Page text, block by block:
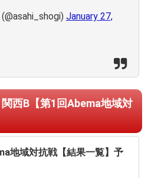
January 27,
西B【第1回Abema地域対
地域対抗戦【結果一覧】予